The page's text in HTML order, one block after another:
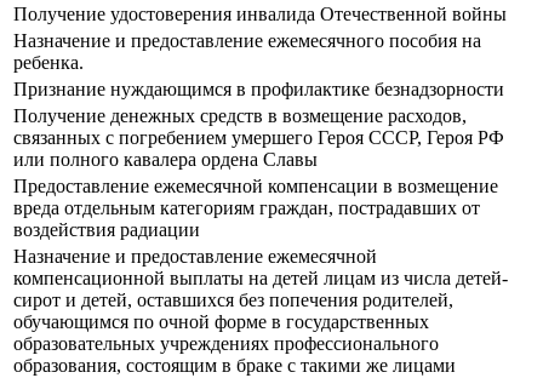
Получение удостоверения инвалида Отечественной войны
Назначение и предоставление ежемесячного пособия на
ребенка.
Признание нуждающимся в профилактике безнадзорности
Получение денежных средств в возмещение расходов,
связанных с погребением умершего Героя СССР, Героя РФ
или полного кавалера ордена Славы
Предоставление ежемесячной компенсации в возмещение
вреда отдельным категориям граждан, пострадавших от
воздействия радиации
Назначение и предоставление ежемесячной
компенсационной выплаты на детей лицам из числа детей-
сирот и детей, оставшихся без попечения родителей,
обучающимся по очной форме в государственных
образовательных учреждениях профессионального
образования, состоящим в браке с такими же лицами